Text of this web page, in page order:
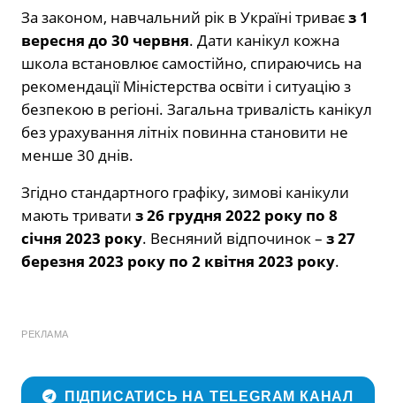
За законом, навчальний рік в Україні триваєз 1
вересня до 30 червня. Дати канікул кожна
школа встановлює самостійно, спираючись на
рекомендації Міністерства освіти і ситуацію з
безпекою в регіоні. Загальна тривалість канікул
без урахування літніх повинна становити не
менше 30 днів.
Згідно стандартного графіку, зимові канікули
мають тривати з 26 грудня 2022 року по 8
січня 2023 року. Весняний відпочинок – з 27
березня 2023 року по 2 квітня 2023 року.
РЕКЛАМА
ПІДПИСАТИСЬ НА TELEGRAM КАНАЛ